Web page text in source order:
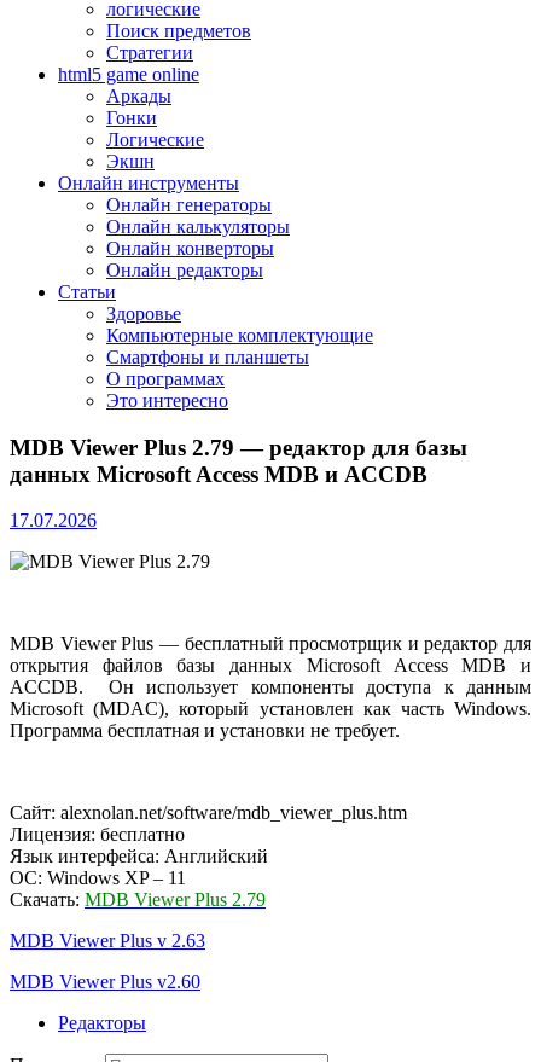
логические
Поиск предметов
Стратегии
html5 game online
Аркады
Гонки
Логические
Экшн
Онлайн инструменты
Онлайн генераторы
Онлайн калькуляторы
Онлайн конверторы
Онлайн редакторы
Статьи
Здоровье
Компьютерные комплектующие
Смартфоны и планшеты
О программах
Это интересно
MDB Viewer Plus 2.79 — редактор для базы
данных Microsoft Access MDB и ACCDB
17.07.2026
MDB Viewer Plus — бесплатный просмотрщик и редактор для
открытия файлов базы данных Microsoft Access MDB и
ACCDB.
Он использует компоненты доступа к данным
Microsoft (MDAC), который установлен как часть Windows.
Программа бесплатная и установки не требует.
Сайт: alexnolan.net/software/mdb_viewer_plus.htm
Лицензия: бесплатно
Язык интерфейса: Английский
ОС: Windows XP – 11
Скачать: MDB Viewer Plus 2.79
MDB Viewer Plus v 2.63
MDB Viewer Plus v2.60
Редакторы